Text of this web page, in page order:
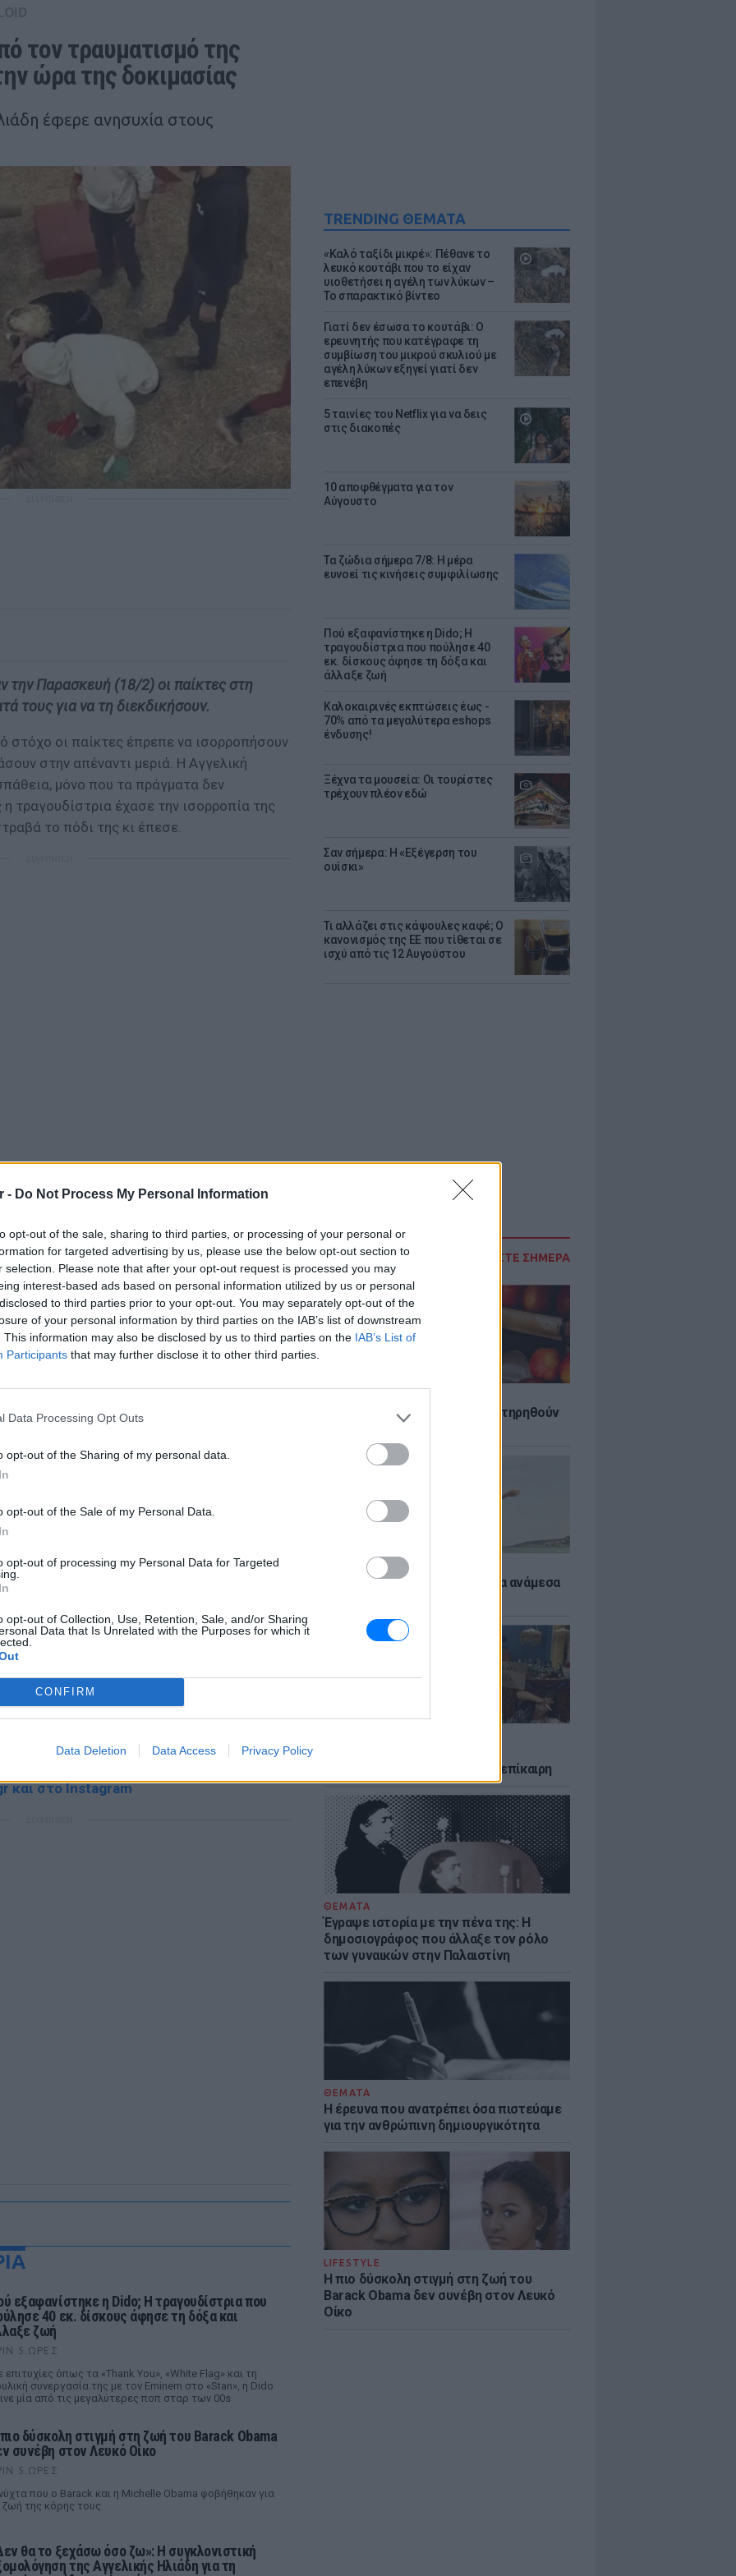
- Do Not Process My Personal Information
opt-out of the sale, sharing to third parties, or processing of your personal or
for targeted advertising by us, please use the below opt-out section to
selection. Please note that after your opt-out request is processed you may
interest-based ads based on personal information utilized by us or personal
to third parties prior to your opt-out. You may separately opt-out of the
of your personal information by third parties on the IAB’s list of downstream
This information may also be disclosed by us to third parties on the IAB’s List of
Participants that may further disclose it to other third parties.
Data Processing Opt Outs
opt-out of the Sharing of my personal data.
opt-out of the Sale of my Personal Data.
opt-out of processing my Personal Data for Targeted
opt-out of Collection, Use, Retention, Sale, and/or Sharing
Data that Is Unrelated with the Purposes for which it
CONFIRM
Data Deletion Data Access Privacy Policy
TRENDING ΘΕΜΑΤΑ
«Καλό ταξίδι μικρέ»: Πέθανε το
λευκό κουτάβι που το είχαν
υιοθετήσει η αγέλη των λύκων –
Το σπαρακτικό βίντεο
Γιατί δεν έσωσα το κουτάβι: Ο
ερευνητής που κατέγραφε τη
συμβίωση του μικρού σκυλιού με
αγέλη λύκων εξηγεί γιατί δεν
επενέβη
5 ταινίες του Netflix για να δεις
στις διακοπές
10 αποφθέγματα για τον
Αύγουστο
Τα ζώδια σήμερα 7/8: Η μέρα
ευνοεί τις κινήσεις συμφιλίωσης
Πού εξαφανίστηκε η Dido; Η
τραγουδίστρια που πούλησε 40
εκ. δίσκους άφησε τη δόξα και
άλλαξε ζωή
Καλοκαιρινές εκπτώσεις έως -
70% από τα μεγαλύτερα eshops
ένδυσης!
Ξέχνα τα μουσεία: Οι τουρίστες
τρέχουν πλέον εδώ
Σαν σήμερα: Η «Εξέγερση του
ουίσκι»
Τι αλλάζει στις κάψουλες καφέ; Ο
κανονισμός της ΕΕ που τίθεται σε
ισχύ από τις 12 Αυγούστου
ΔΙΑΒΑΣΤΕ ΣΗΜΕΡΑ
6 φρούτα που μπορουν να διατηρηθούν
Πώς να αποφύγεις το σύγκαμα ανάμεσα
νεοπλουτισμό και παραμένει επίκαιρη
ΘΕΜΑΤΑ
Έγραψε ιστορία με την πένα της: Η
δημοσιογράφος που άλλαξε τον ρόλο
των γυναικών στην Παλαιστίνη
ΘΕΜΑΤΑ
Η έρευνα που ανατρέπει όσα πιστεύαμε
για την ανθρώπινη δημιουργικότητα
LIFESTYLE
Η πιο δύσκολη στιγμή στη ζωή του
Barack Obama δεν συνέβη στον Λευκό
Οίκο
τον τραυματισμό της
ώρα της δοκιμασίας
έφερε ανησυχία στους
την Παρασκευή (18/2) οι παίκτες στη
τους για να τη διεκδικήσουν.
στόχο οι παίκτες έπρεπε να ισορροπήσουν
στην απέναντι μεριά. Η Αγγελική
μόνο που τα πράγματα δεν
τραγουδίστρια έχασε την ισορροπία της
το πόδι της κι έπεσε.
πόνους στο πόδι της κι οι συμπαίκτες
Μάλιστα ο γιατρός την παραγωγή
ίδια αποφάσισε να μην αγωνιστεί.
την ώρα. Δεν μπορώ να παίξω αυτήν τη
η Αγγελική Ηλιάδη μόλις επέστρεψε στο
ΔΙΑΦΗΜΙΣΗ
στοGoogle Newsκαι μάθετε πρώτοιτα
για
και στο Instagram
εξαφανίστηκε η Dido; Η τραγουδίστρια που
40 εκ. δίσκους άφησε τη δόξα και
ζωή
5 ΏΡΕΣ
επιτυχίες όπως τα «Thank You», «White Flag» και τη
συνεργασία της με τον Eminem στο «Stan», η Dido
μία από τις μεγαλύτερες ποπ σταρ των 00s
δύσκολη στιγμή στη ζωή του Barack Obama
συνέβη στον Λευκό Οίκο
5 ΏΡΕΣ
που ο Barack και η Michelle Obama φοβήθηκαν για
ζωή της κόρης τους
θα το ξεχάσω όσο ζω»: Η συγκλονιστική
της Αγγελικής Ηλιάδη για τη